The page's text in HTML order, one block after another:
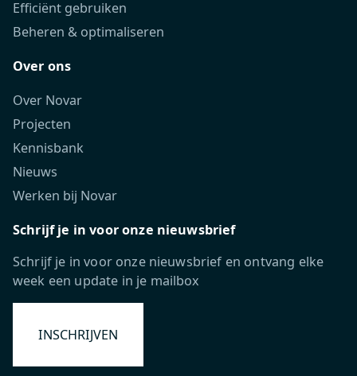
Efficiënt gebruiken
Beheren & optimaliseren
Over ons
Over Novar
Projecten
Kennisbank
Nieuws
Werken bij Novar
Schrijf je in voor onze nieuwsbrief
Schrijf je in voor onze nieuwsbrief en ontvang elke
week een update in je mailbox
INSCHRIJVEN